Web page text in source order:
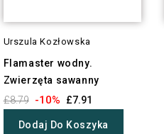
Urszula Kozłowska
Flamaster wodny.
Zwierzęta sawanny
£8.79 -10% £7.91
Dodaj Do Koszyka